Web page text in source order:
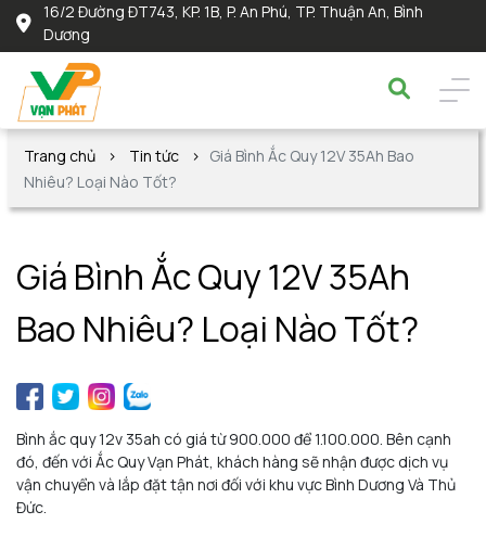
16/2 Đường ĐT743, KP. 1B, P. An Phú, TP. Thuận An, Bình
Dương
Trang chủ Tin tức
Giá Bình Ắc Quy 12V 35Ah Bao
Nhiêu? Loại Nào Tốt?
Giá Bình Ắc Quy 12V 35Ah
Bao Nhiêu? Loại Nào Tốt?
Bình ắc quy 12v 35ah có giá từ 900.000 để 1.100.000. Bên cạnh
đó, đến với Ắc Quy Vạn Phát, khách hàng sẽ nhận được dịch vụ
vận chuyển và lắp đặt tận nơi đối với khu vực Bình Dương Và Thủ
Đức.